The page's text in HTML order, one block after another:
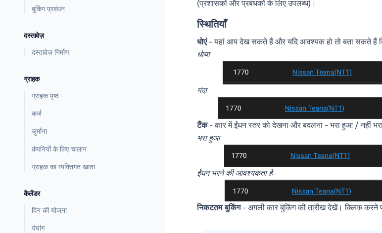
बुकिंग प्रबंधन
दस्तावेज़
दस्तावेज़ निर्माण
ग्राहक
ग्राहक पृष्ठ
कर्ज
जुर्माना
कंपनियों के लिए चालान
ग्राहक का व्यक्तिगत खाता
कैलेंडर
दिन की योजना
पंचांग
(प्रशासकों और प्रबंधकों के लिए उपलब्ध)।
स्थितियाँ
धोएं- यहां आप देख सकते हैं और यदि आवश्यक हो तो बता सकते हैं कि
धोया
गंदा
टैंक- कार में ईंधन स्तर को देखना और बदलना - भरा हुआ / नहीं
भरा हुआ
ईंधन भरने की आवश्यकता है
निकटतम बुकिंग- अगली कार बुकिंग की तारीख देखें। क्लिक करने